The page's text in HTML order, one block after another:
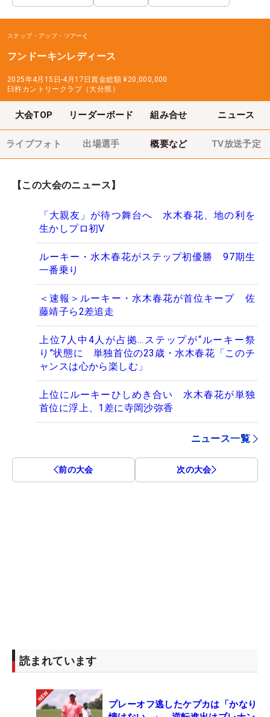
ステップ・アップ・ツアー
フンドーキンレディース
2025年4月15日-4月17日賞金総額 ¥20,000,000
臼杵カントリークラブ（大分県）
大会TOP リーダーボード 組み合せ ニュース
ライブフォト 出場選手 概要など TV放送予定
【この大会のニュース】
「大親友」が待つ舞台へ 水木春花、地の利を
生かしプロ初V
ルーキー・水木春花がステップ初優勝 97期生
一番乗り
＜速報＞ルーキー・水木春花が首位キープ 佐
藤靖子ら2差追走
上位7人中4人が占拠…ステップが“ルーキー祭
り”状態に 単独首位の23歳・水木春花「このチ
ャンスは心から楽しむ」
上位にルーキーひしめき合い 水木春花が単独
首位に浮上、1差に寺岡沙弥香
ニュース一覧
前の大会 次の大会
読まれています
プレーオフ逃したケプカは「かなり